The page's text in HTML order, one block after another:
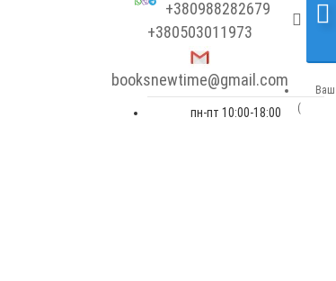
+380988282679
+380503011973
booksnewtime@gmail.com
пн-пт 10:00-18:00
(